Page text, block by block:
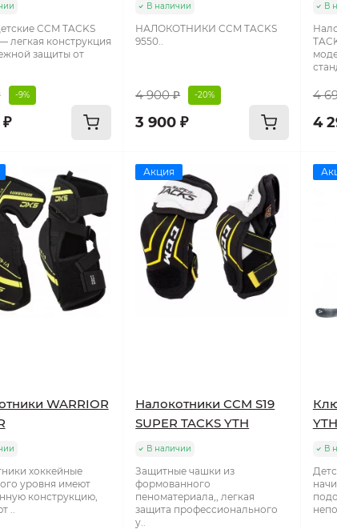
CCM TACKS
легкая конструкция
защиты от
-9%
В наличии
НАЛОКОТНИКИ CCM TACKS
9550..
4 900 ₽ -20%
3 900 ₽
В
4
4
WARRIOR
хоккейные
уровня имеют
конструкцию,
..
Акция
Налокотники CCM S19
SUPER TACKS YTH
В наличии
Защитные чашки из
формованного
пеноматериала,, легкая
защита профессионального
у..
В